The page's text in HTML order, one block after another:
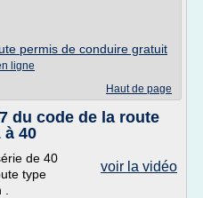
permis de conduire gratuit
ligne
Haut de page
du code de la route
à 40
voir la vidéo
de 40
type